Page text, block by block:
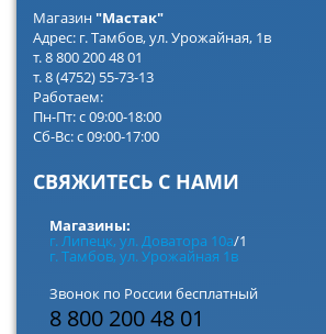
Магазин"Мастак"
Адрес: г. Тамбов, ул. Урожайная, 1в
т. 8 800 200 48 01
т. 8 (4752) 55-73-13
Работаем:
Пн-Пт: с 09:00-18:00
Сб-Вс: с 09:00-17:00
СВЯЖИТЕСЬ С НАМИ
Магазины:
г. Липецк, ул. Доватора 10а/1
г. Тамбов, ул. Урожайная 1в
Звонок по России бесплатный
8 800 200 48 01